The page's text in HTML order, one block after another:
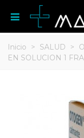
Inicio > SALUD >
EN SOLUCION 1